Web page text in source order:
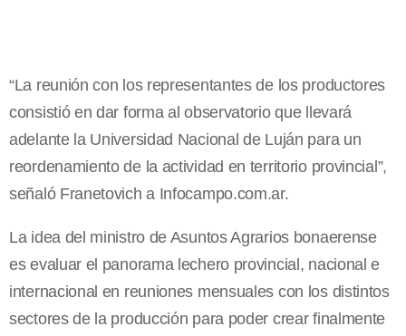
“La reunión con los representantes de los productores
consistió en dar forma al observatorio que llevará
adelante la Universidad Nacional de Luján para un
reordenamiento de la actividad en territorio provincial”,
señaló Franetovich a Infocampo.com.ar.
La idea del ministro de Asuntos Agrarios bonaerense
es evaluar el panorama lechero provincial, nacional e
internacional en reuniones mensuales con los distintos
sectores de la producción para poder crear finalmente